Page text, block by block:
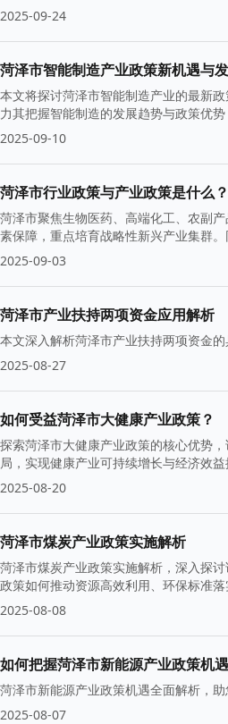
2025-09-24
菏泽市智能制造产业政策新机遇与
本文将探讨菏泽市智能制造产业的最新
力其把握智能制造的发展趋势与政策优
2025-09-10
菏泽市行业政策与产业政策是什么？
菏泽市聚焦生物医药、高端化工、农副
素保障，重点培育战略性新兴产业集群
升级和高质量发展提供全周期政策支持。
2025-09-03
菏泽市产业扶持两项资金应用解析
本文深入解析菏泽市产业扶持两项资金
2025-08-27
如何受益菏泽市大健康产业政策？
探索菏泽市大健康产业政策的核心优势
局，实现健康产业可持续增长与经济效益
2025-08-20
菏泽市煤炭产业政策实施解析
菏泽市煤炭产业政策实施解析，深入探
政策如何推动资源高效利用、环保标准
2025-08-08
如何把握菏泽市新能源产业政策机
菏泽市新能源产业政策机遇全面解析，
2025-08-07